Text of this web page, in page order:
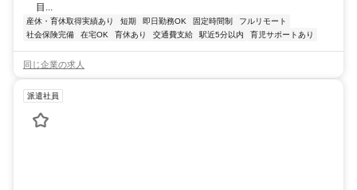
目...
産休・育休取得実績あり 短期 即日勤務OK 固定時間制
フルリモート
社会保険完備
在宅OK 育休あり 交通費支給 駅近5分以内 育児サポートあり
同じ企業の求人
派遣社員